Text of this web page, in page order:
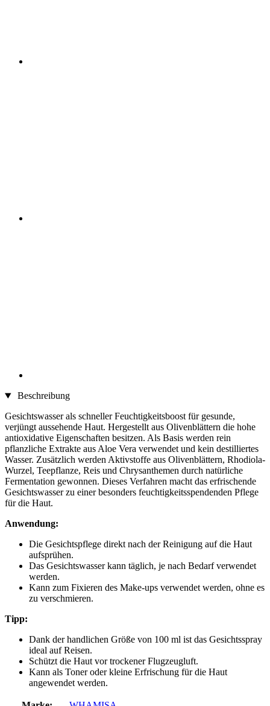
Beschreibung
Gesichtswasser als schneller Feuchtigkeitsboost für gesunde,
verjüngt aussehende Haut. Hergestellt aus Olivenblättern die hohe
antioxidative Eigenschaften besitzen. Als Basis werden rein
pflanzliche Extrakte aus Aloe Vera verwendet und kein destilliertes
Wasser. Zusätzlich werden Aktivstoffe aus Olivenblättern, Rhodiola-
Wurzel, Teepflanze, Reis und Chrysanthemen durch natürliche
Fermentation gewonnen. Dieses Verfahren macht das erfrischende
Gesichtswasser zu einer besonders feuchtigkeitsspendenden Pflege
für die Haut.
Anwendung:
Die Gesichtspflege direkt nach der Reinigung auf die Haut
aufsprühen.
Das Gesichtswasser kann täglich, je nach Bedarf verwendet
werden.
Kann zum Fixieren des Make-ups verwendet werden, ohne es
zu verschmieren.
Tipp:
Dank der handlichen Größe von 100 ml ist das Gesichtsspray
ideal auf Reisen.
Schützt die Haut vor trockener Flugzeugluft.
Kann als Toner oder kleine Erfrischung für die Haut
angewendet werden.